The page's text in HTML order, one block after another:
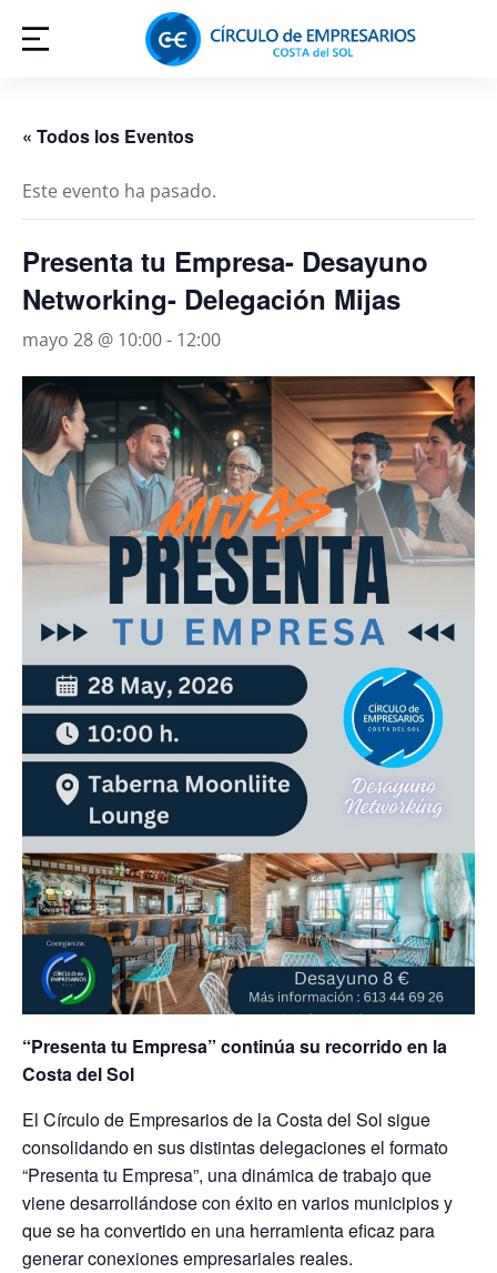
« Todos los Eventos
Este evento ha pasado.
Presenta tu Empresa- Desayuno
Networking- Delegación Mijas
mayo 28 @ 10:00- 12:00
“Presenta tu Empresa” continúa su recorrido en la
Costa del Sol
El Círculo de Empresarios de la Costa del Sol sigue
consolidando en sus distintas delegaciones el formato
“Presenta tu Empresa”, una dinámica de trabajo que
viene desarrollándose con éxito en varios municipios y
que se ha convertido en una herramienta eficaz para
generar conexiones empresariales reales.